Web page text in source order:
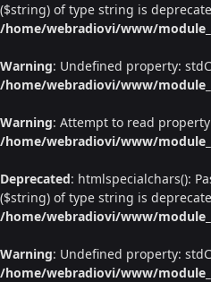
($string) of type string is
/home/webradiovi/www/
Warning: Undefined property:
/home/webradiovi/www/
Warning: Attempt to read
/home/webradiovi/www/
Deprecated: htmlspecialchars():
($string) of type string is
/home/webradiovi/www/
Warning: Undefined property:
/home/webradiovi/www/